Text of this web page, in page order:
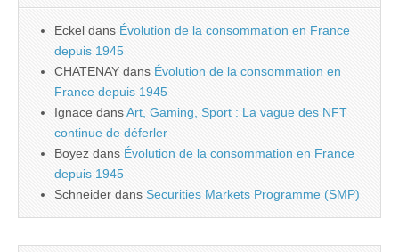
Eckel dans Évolution de la consommation en France
depuis 1945
CHATENAY dans Évolution de la consommation en
France depuis 1945
Ignace dansArt, Gaming, Sport : La vague des NFT
continue de déferler
Boyez dans Évolution de la consommation en France
depuis 1945
Schneider dans Securities Markets Programme (SMP)